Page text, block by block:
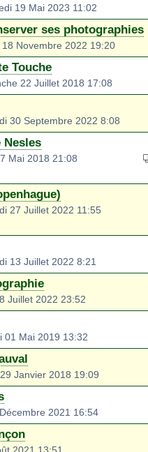
19 Mai 2023 11:02
ses photographies
Novembre 2022 19:20
Touche
22 Juillet 2018 17:08
30 Septembre 2022 8:08
Nesles
Mai 2018 21:08
27 Juillet 2022 11:55
13 Juillet 2022 8:21
Juillet 2022 23:52
01 Mai 2019 13:32
Janvier 2018 19:09
2021 16:54
2021 13:51